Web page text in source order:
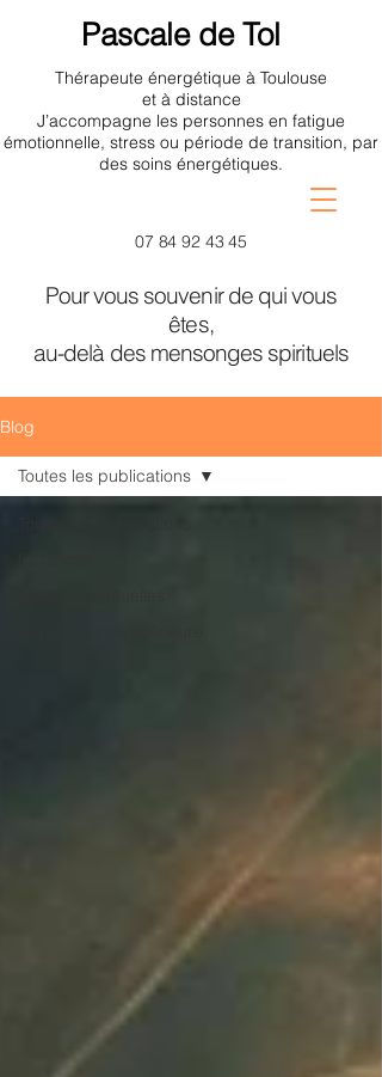
Pascale de Tol
Thérapeute énergétique à Toulouse
et à distance
J’accompagne les personnes en fatigue
émotionnelle, stress ou période de transition, par
des soins énergétiques.
07 84 92 43 45
Pour vous souvenir de qui vous
êtes,
au-delà des mensonges spirituels
Blog
Toutes les publications